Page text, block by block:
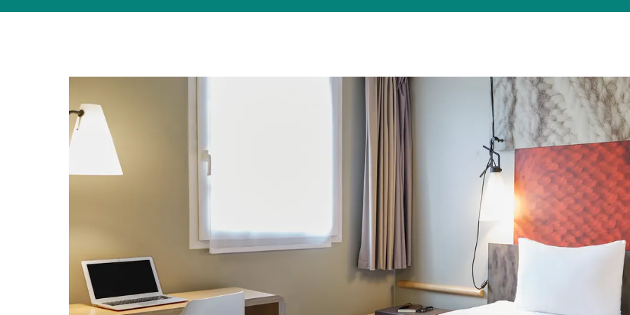
Was suchen Sie?